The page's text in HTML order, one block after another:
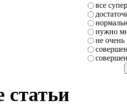
все супер
нужно
не очень
статьи